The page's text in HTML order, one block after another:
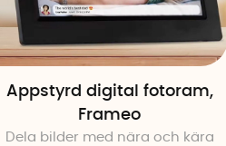
Appstyrd digital fotoram,
Frameo
Dela bilder med nära och kära